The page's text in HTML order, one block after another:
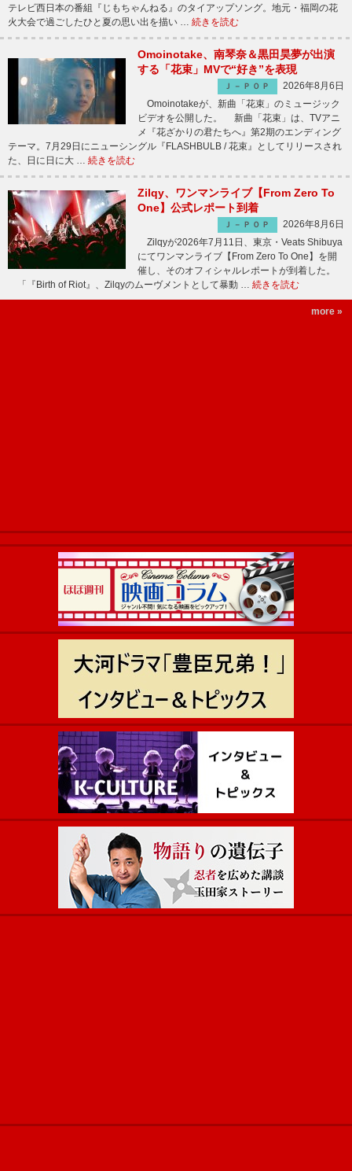
テレビ西日本の番組『じもちゃんねる』のタイアップソング。地元・福岡の花
火大会で過ごしたひと夏の思い出を描い … 続きを読む
Omoinotake、南琴奈＆黒田昊夢が出演
する「花束」MVで“好き”を表現
Ｊ－ＰＯＰ
2026年8月6日
Omoinotakeが、新曲「花束」のミュージック
ビデオを公開した。 新曲「花束」は、TVアニ
メ『花ざかりの君たちへ』第2期のエンディング
テーマ。7月29日にニューシングル『FLASHBULB / 花束』としてリリースされ
た、日に日に大 … 続きを読む
Zilqy、ワンマンライブ【From Zero To
One】公式レポート到着
Ｊ－ＰＯＰ
2026年8月6日
Zilqyが2026年7月11日、東京・Veats Shibuya
にてワンマンライブ【From Zero To One】を開
催し、そのオフィシャルレポートが到着した。
「『Birth of Riot』、Zilqyのムーヴメントとして暴動 … 続きを読む
more »